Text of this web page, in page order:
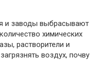
и заводы выбрасывают
химических
растворители и
воздух, почву